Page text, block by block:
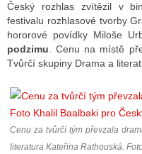
RÁDIÍ
RÁDIÍ
VYSÍLAČE
TELEVIZE
TELEVIZÍ
Český rozhlas zvítězil v
festivalu rozhlasové tvorby
hororové povídky Miloše
podzimu . Cenu na místě
Tvůrčí skupiny Drama a
Cenu za tvůrčí tým převzala
literatura Kateřina Rathouská.